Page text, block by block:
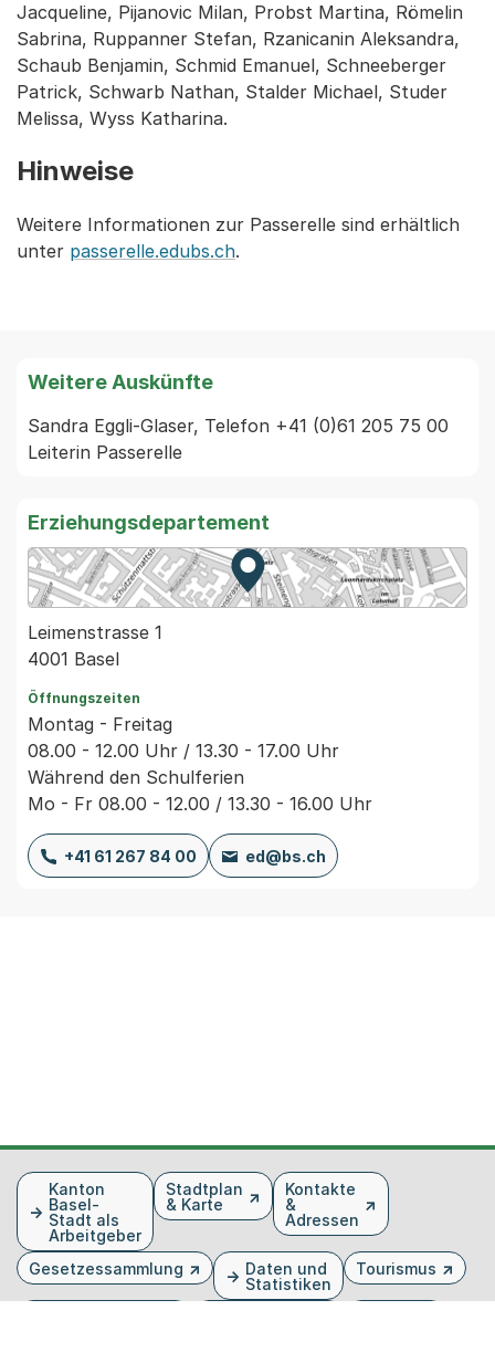
Jacqueline, Pijanovic Milan, Probst Martina, Römelin
Sabrina, Ruppanner Stefan, Rzanicanin Aleksandra,
Schaub Benjamin, Schmid Emanuel, Schneeberger
Patrick, Schwarb Nathan, Stalder Michael, Studer
Melissa, Wyss Katharina.
Hinweise
Weitere Informationen zur Passerelle sind erhältlich
unter passerelle.edubs.ch.
Weitere Auskünfte
Sandra Eggli-Glaser, Telefon +41 (0)61 205 75 00
Leiterin Passerelle
Erziehungsdepartement
Zur Karte von MapBS.
Externer Link, wird in einem
Leimenstrasse 1
4001 Basel
Öffnungszeiten
Montag - Freitag
08.00 - 12.00 Uhr / 13.30 - 17.00 Uhr
Während den Schulferien
Mo - Fr 08.00 - 12.00 / 13.30 - 16.00 Uhr
+41 61 267 84 00 ed@bs.ch
FusszeileKanton
Basel-
Stadt als
Arbeitgeber
Stadtplan
& Karte
Kontakte
&
Adressen
Gesetzessammlung
Daten und
Statistiken
Tourismus